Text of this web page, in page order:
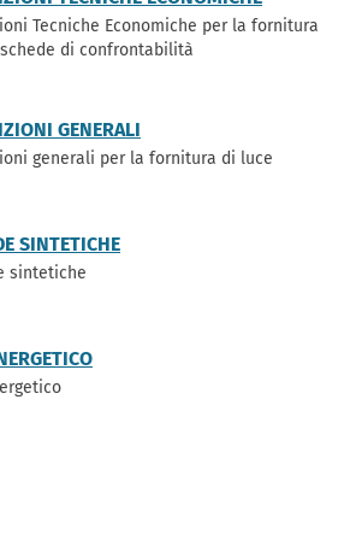
Tecniche Economiche per la fornitura
di confrontabilità
GENERALI
generali per la fornitura di luce
SINTETICHE
sintetiche